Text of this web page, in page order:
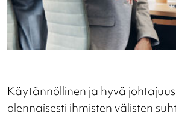
Käytännöllinen ja hyvä
olennaisesti ihmisten välisten